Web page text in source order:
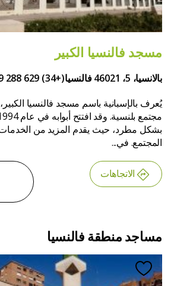
مسجد فالنسيا الكبير
بالانسيا، 5، 46021 فالنسيا
(+34) 629 288 489
يُعرف بالإسبانية باسم مسجد فالنسيا
بشكل مطرد، حيث يقدم المزيد من الخدمات
المجتمع. في...
الاتجاهات
مساجد منطقة فالنسيا